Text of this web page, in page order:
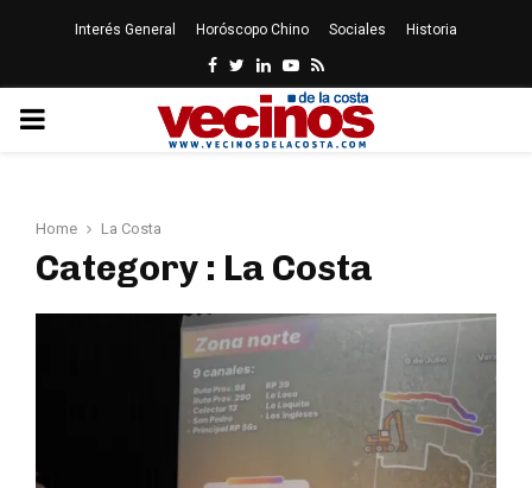
Interés General Horóscopo Chino Sociales Historia
Facebook
Twitter
LinkedinYoutube
Rss
PRIMARY
Home La Costa
Category : La Costa